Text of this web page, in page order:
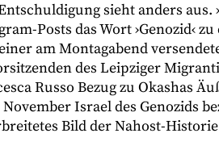
sieht anders
Posts das Wort ›Genozid‹
am Montagabend
des Leipziger
Russo Bezug zu Okashas
November Israel des Genozids
Bild der Nahost-